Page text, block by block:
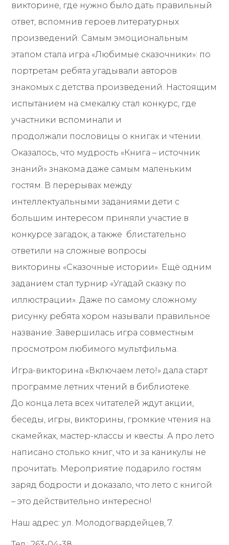
викторине, где нужно было дать правильный
ответ, вспомнив героев литературных
произведений. Самым эмоциональным
этапом стала игра «Любимые сказочники»: по
портретам ребята угадывали авторов
знакомых с детства произведений. Настоящим
испытанием на смекалку стал конкурс, где
участники вспоминали и
продолжали пословицы о книгах и чтении.
Оказалось, что мудрость «Книга – источник
знаний» знакома даже самым маленьким
гостям. В перерывах между
интеллектуальными заданиями дети с
большим интересом приняли участие в
конкурсе загадок, а также блистательно
ответили на сложные вопросы
викторины «Сказочные истории». Ещё одним
заданием стал турнир «Угадай сказку по
иллюстрации». Даже по самому сложному
рисунку ребята хором называли правильное
название. Завершилась игра совместным
просмотром любимого мультфильма.
Игра-викторина «Включаем лето!» дала старт
программе летних чтений в библиотеке.
До конца лета всех читателей ждут акции,
беседы, игры, викторины, громкие чтения на
скамейках, мастер-классы и квесты. А про лето
написано столько книг, что и за каникулы не
прочитать. Мероприятие подарило гостям
заряд бодрости и доказало, что лето с книгой
– это действительно интересно!
Наш адрес: ул. Молодогвардейцев, 7.